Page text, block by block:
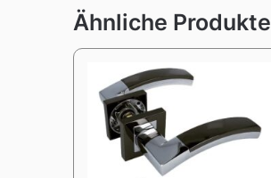
Ähnliche Produkte